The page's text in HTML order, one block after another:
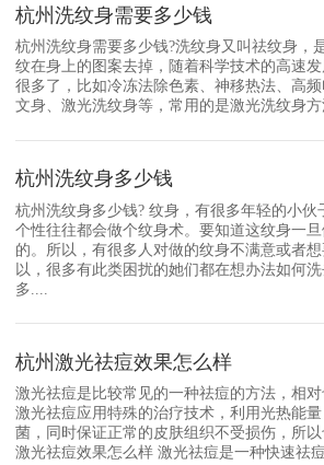
杭州洗纹身需要多少钱
杭州洗纹身需要多少钱?洗纹身又叫祛纹身，
纹在身上的图案去掉，随着科学技术的高速
很多了，比如冷冻法除色素、神移热法、高
文身、激光洗纹身等，常用的是激光洗纹身
杭州洗纹身多少钱
杭州洗纹身多少钱? 纹身，有很多年轻的小伙
个性往往都会做个纹身术。要知道这纹身一
的。所以，有很多人对做的纹身不满意或者
以，很多有此类困扰的她们都在想办法如何
多....
杭州激光祛痘效果怎么样
激光祛痘是比较常见的一种祛痘的方法，相对
激光祛痘应用特殊的治疗技术，利用光热能
菌，同时保证正常的皮肤组织不受损伤，所
激光祛痘效果怎么样 激光祛痘是一种快速祛